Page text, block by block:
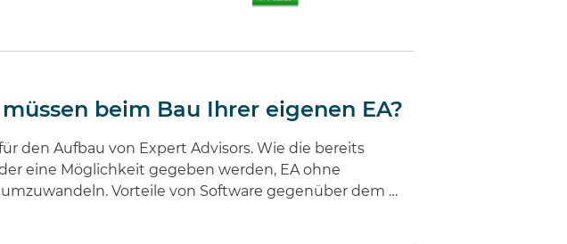
beim Bau Ihrer eigenen EA?
den Aufbau von Expert Advisors. Wie die bereits
eine Möglichkeit gegeben werden, EA ohne
Vorteile von Software gegenüber dem …